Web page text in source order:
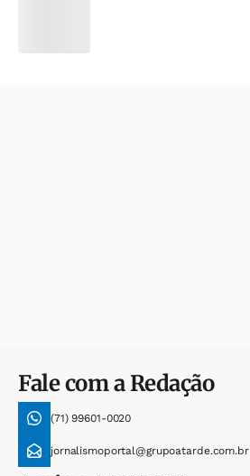
Fale com a Redação
(71) 99601-0020
jornalismoportal@grupoatarde.com.br